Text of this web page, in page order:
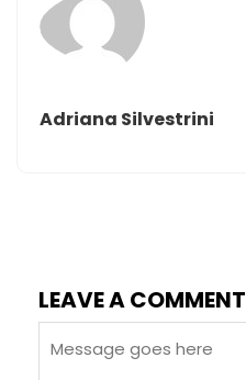
Adriana Silvestrini
LEAVE A COMMENT